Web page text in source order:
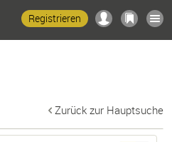
Registrieren
Zurück zur Hauptsuche